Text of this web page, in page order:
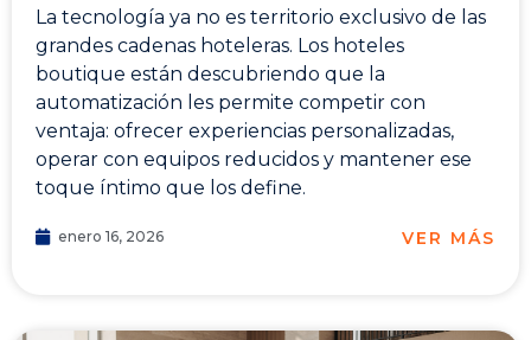
La tecnología ya no es territorio exclusivo de las
grandes cadenas hoteleras. Los hoteles
boutique están descubriendo que la
automatización les permite competir con
ventaja: ofrecer experiencias personalizadas,
operar con equipos reducidos y mantener ese
toque íntimo que los define.
enero 16, 2026 VER MÁS